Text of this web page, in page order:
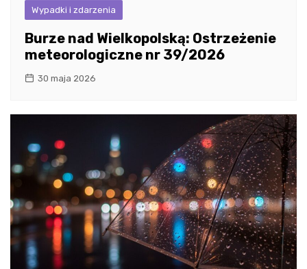
Wypadki i zdarzenia
Burze nad Wielkopolską: Ostrzeżenie
meteorologiczne nr 39/2026
30 maja 2026